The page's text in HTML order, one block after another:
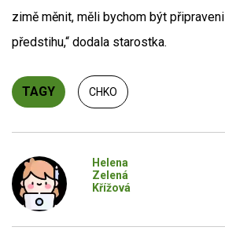
zimě měnit, měli bychom být
předstihu,“ dodala starostka.
TAGY CHKO
Helena
Zelená
Křížová